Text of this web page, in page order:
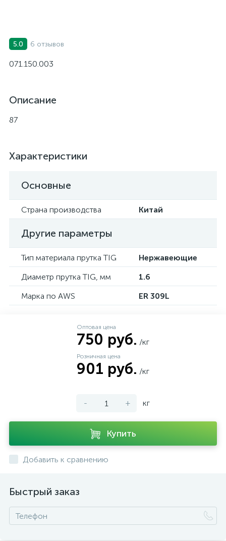
5.0 6 отзывов
071.150.003
Описание
87
Характеристики
Основные
Страна производства Китай
Другие параметры
Тип материала прутка TIG
Нержавеющие
Диаметр прутка TIG, мм
1.6
Марка по AWS
ER 309L
Оптовая цена
750 руб. /кг
Розничная цена
901 руб. /кг
- + кг
Купить
Добавить к сравнению
Быстрый заказ